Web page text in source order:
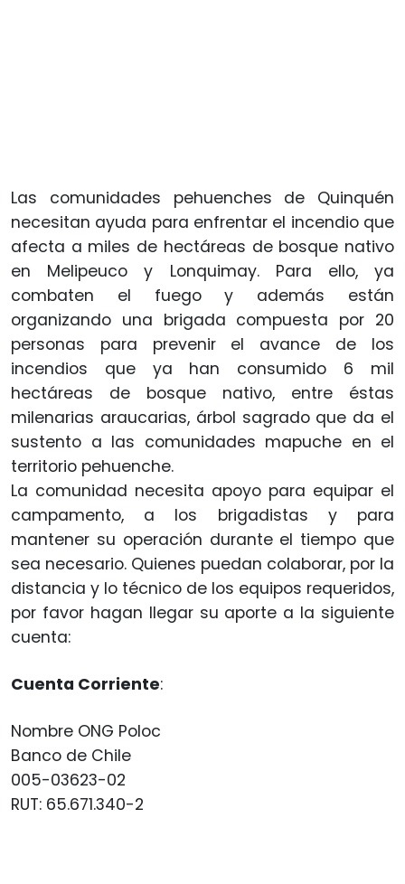
Las comunidades pehuenches de Quinquén
necesitan ayuda para enfrentar el incendio que
afecta a miles de hectáreas de bosque nativo
en Melipeuco y Lonquimay. Para ello, ya
combaten el fuego y además están
organizando una brigada compuesta por 20
personas para prevenir el avance de los
incendios que ya han consumido 6 mil
hectáreas de bosque nativo, entre éstas
milenarias araucarias, árbol sagrado que da el
sustento a las comunidades mapuche en el
territorio pehuenche.
La comunidad necesita apoyo para equipar el
campamento, a los brigadistas y para
mantener su operación durante el tiempo que
sea necesario. Quienes puedan colaborar, por la
distancia y lo técnico de los equipos requeridos,
por favor hagan llegar su aporte a la siguiente
cuenta:
Cuenta Corriente:
Nombre ONG Poloc
Banco de Chile
005-03623-02
RUT: 65.671.340-2